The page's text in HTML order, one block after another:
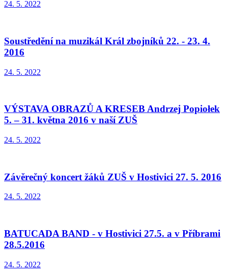
24. 5. 2022
Soustředění na muzikál Král zbojníků 22. - 23. 4.
2016
24. 5. 2022
VÝSTAVA OBRAZŮ A KRESEB Andrzej Popiołek
5. – 31. května 2016 v naší ZUŠ
24. 5. 2022
Závěrečný koncert žáků ZUŠ v Hostivici 27. 5. 2016
24. 5. 2022
BATUCADA BAND - v Hostivici 27.5. a v Příbrami
28.5.2016
24. 5. 2022